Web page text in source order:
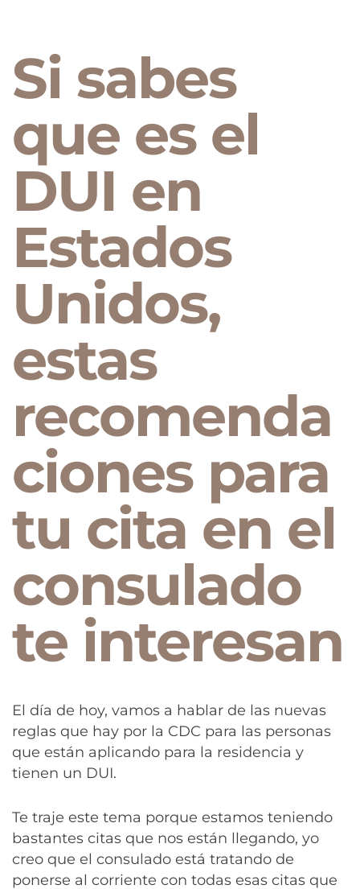
Si sabes
que es el
DUI en
Estados
Unidos,
estas
recomenda
ciones para
tu cita en el
consulado
te interesan
El día de hoy, vamos a hablar de las nuevas
reglas que hay por la CDC para las personas
que están aplicando para la residencia y
tienen un DUI.
Te traje este tema porque estamos teniendo
bastantes citas que nos están llegando, yo
creo que el consulado está tratando de
ponerse al corriente con todas esas citas que